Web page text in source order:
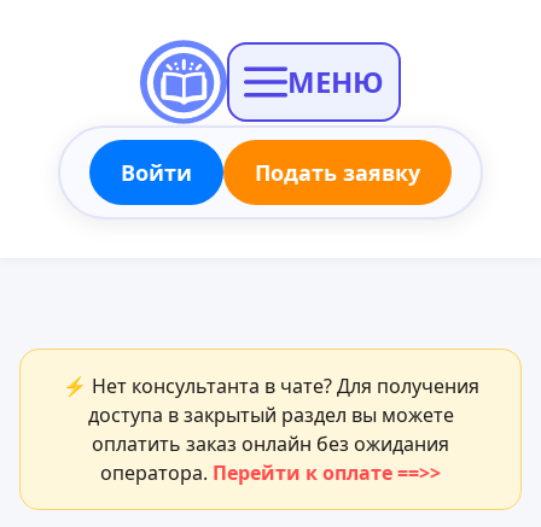
МЕНЮ
Войти Подать заявку
⚡ Нет консультанта в чате? Для получения
доступа в закрытый раздел вы можете
оплатить заказ онлайн без ожидания
оператора. Перейти к оплате ==>>